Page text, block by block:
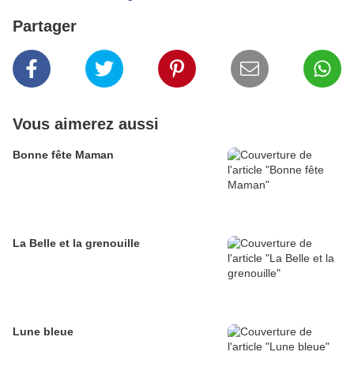
Partager
Vous aimerez aussi
Bonne fête Maman
La Belle et la grenouille
Lune bleue